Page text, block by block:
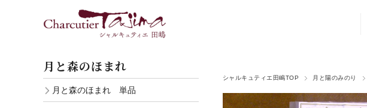
シャルキュティエ田嶋TOP 月と陽のみのり
月と森のほまれ
月と森のほまれ 単品